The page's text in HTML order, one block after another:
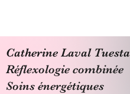
​Catherine Laval Tuesta
Réflexologie combinée
Soins énergétiques